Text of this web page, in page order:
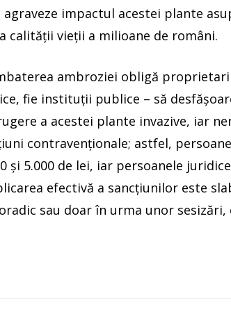
impactul acestei plante
calității vieții a milioane de români.
ambroziei obligă
fie instituții publice – să
a acestei plante invazive, iar
contravenționale; astfel,
și 5.000 de lei, iar persoanele
efectivă a sancțiunilor este
sau doar în urma unor sesizări,